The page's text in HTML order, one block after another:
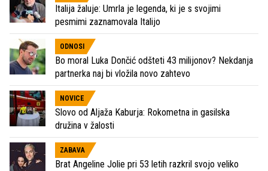
Italija žaluje: Umrla je legenda, ki je s svojimi
pesmimi zaznamovala Italijo
ODNOSI
Bo moral Luka Dončić odšteti 43 milijonov? Nekdanja
partnerka naj bi vložila novo zahtevo
NOVICE
Slovo od Aljaža Kaburja: Rokometna in gasilska
družina v žalosti
ZABAVA
Brat Angeline Jolie pri 53 letih razkril svojo veliko